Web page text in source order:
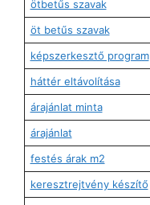
ötbetűs szavak
öt betűs szavak
képszerkesztő program
háttér eltávolítása
árajánlat minta
árajánlat
festés árak m2
keresztrejtvény készítő